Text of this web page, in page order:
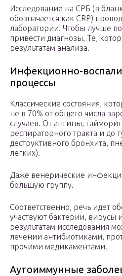
Исследование на СРБ (в
обозначается как CRP)
лаборатории. Чтобы лучше
привести диагнозы. Те,
результатам анализа.
Инфекционно-
процессы
Классические состояния,
не в 70% от общего числа
случаев. От ангины,
респираторного тракта и до
деструктивного бронхита,
легких).
Даже венерические
большую группу.
Соответственно, речь идет
участвуют бактерии, вирусы
результатам исследования
лечении антибиотиками,
прочими медикаментами.
Аутоиммунные